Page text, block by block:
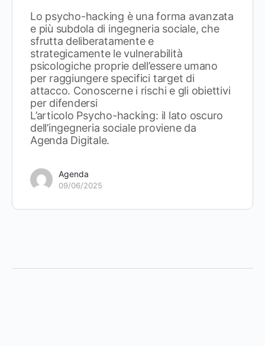
Lo psycho-hacking è una forma avanzata
e più subdola di ingegneria sociale, che
sfrutta deliberatamente e
strategicamente le vulnerabilità
psicologiche proprie dell’essere umano
per raggiungere specifici target di
attacco. Conoscerne i rischi e gli obiettivi
per difendersi
L’articolo Psycho-hacking: il lato oscuro
dell’ingegneria sociale proviene da
Agenda Digitale.
Agenda
09/06/2025